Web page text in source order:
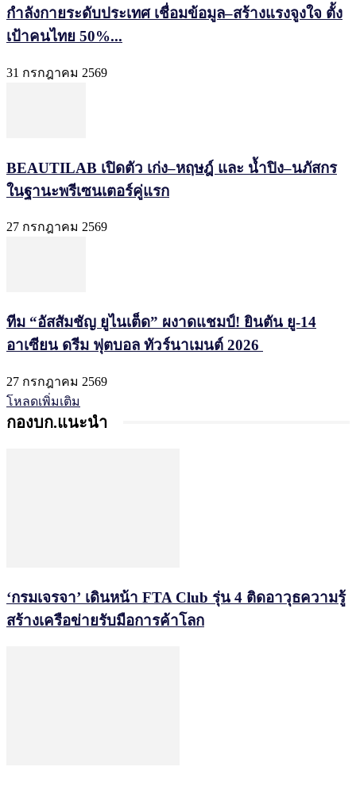
กำลังกายระดับประเทศ เชื่อมข้อมูล–สร้างแรงจูงใจ ตั้ง
เป้าคนไทย 50%...
31 กรกฎาคม 2569
BEAUTILAB เปิดตัว เก่ง–หฤษฎ์ และ น้ำปิง–นภัสกร
ในฐานะพรีเซนเตอร์คู่แรก
27 กรกฎาคม 2569
ทีม “อัสสัมชัญ ยูไนเต็ด” ผงาดแชมป์! ยินตัน ยู-14
อาเซียน ดรีม ฟุตบอล ทัวร์นาเมนต์ 2026
27 กรกฎาคม 2569
โหลดเพิ่มเติม
กองบก.แนะนำ
‘กรมเจรจา’ เดินหน้า FTA Club รุ่น 4 ติดอาวุธความรู้
สร้างเครือข่ายรับมือการค้าโลก